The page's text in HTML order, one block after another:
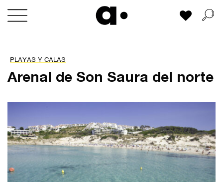
Skip
Mi lista
PLAYAS Y CALAS
Arenal de Son Saura del norte